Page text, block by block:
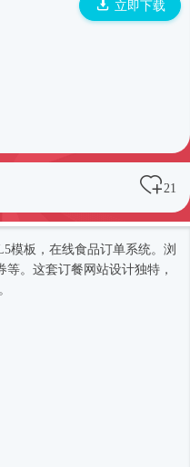
立即下载
21
模板 ，在线食品订单系统。浏
。这套订餐网站设计独特，